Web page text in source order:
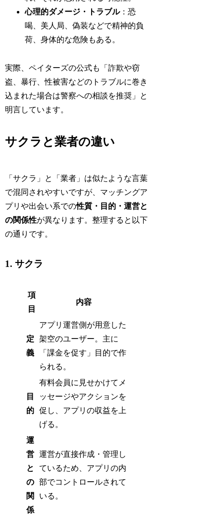
心理的ダメージ・トラブル：恐
喝、美人局、偽装などで精神的負
荷、身体的な危険もある。
実際、ペイターズの公式も「詐欺や窃
盗、暴行、性被害などのトラブルに巻き
込まれた場合は警察への相談を推奨」と
明言しています。
サクラと業者の違い
「サクラ」と「業者」は似たような言葉
で混同されやすいですが、マッチングア
プリや出会い系での性質・目的・運営と
の関係性が異なります。整理すると以下
の通りです。
1. サクラ
項
目
内容
定
義
アプリ運営側が用意した
架空のユーザー。主に
「課金を促す」目的で作
られる。
目
的
有料会員に見せかけてメ
ッセージやアクションを
促し、アプリの収益を上
げる。
運
営
と
の
関
係
運営が直接作成・管理し
ているため、アプリの内
部でコントロールされて
いる。